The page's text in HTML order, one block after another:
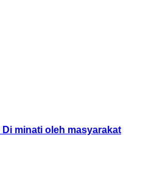
minati oleh masyarakat